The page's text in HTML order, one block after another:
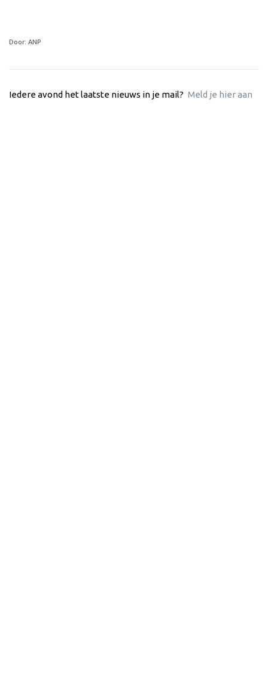
Door: ANP
Iedere avond het laatste nieuws in je mail? Meld je hier aan